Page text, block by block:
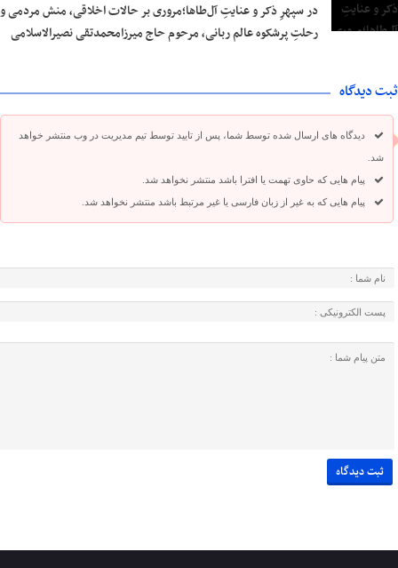
در سپهرِ ذکر و عنایتِ آل‌طاها؛مروری بر حالات اخلاقی، منش مردمی و
رحلتِ پرشکوه عالم ربانی، مرحوم حاج میرزامحمدتقی نصیرالاسلامی
ثبت دیدگاه
دیدگاه های ارسال شده توسط شما، پس از تایید توسط تیم مدیریت در وب منتشر خواهد
شد.
پیام هایی که حاوی تهمت یا افترا باشد منتشر نخواهد شد.
پیام هایی که به غیر از زبان فارسی یا غیر مرتبط باشد منتشر نخواهد شد.